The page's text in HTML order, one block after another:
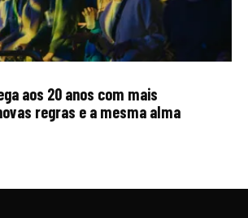
aos 20 anos com mais
regras e a mesma alma